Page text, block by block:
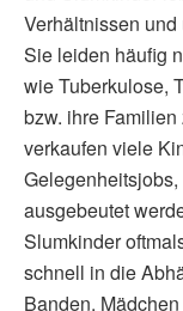
Verhältnissen
Sie leiden häufig
wie Tuberkulose,
bzw. ihre
verkaufen viele
ausgebeutet
Slumkinder
schnell in die
Banden.